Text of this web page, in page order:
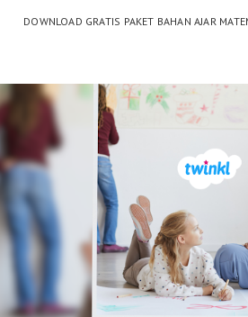
DOWNLOAD GRATIS PAKET BAHAN AJAR